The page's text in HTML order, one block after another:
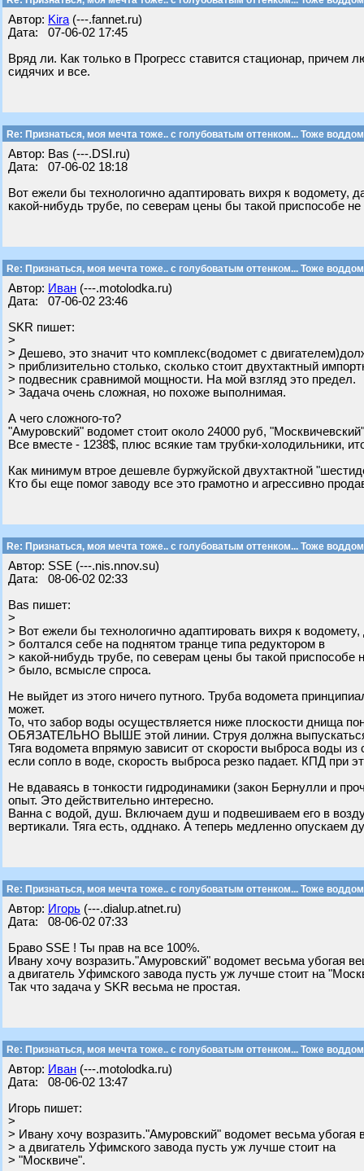
Автор: Kira (---.fannet.ru)
Дата: 07-06-02 17:45
Вряд ли. Как только в Прогресс ставится стационар,
сидячих и все.
Re: Признаться, моя мечта тоже.. с голубоватым оттенком... Тоже
Автор: Bas (---.DSI.ru)
Дата: 07-06-02 18:18
Вот ежели бы технологично адаптировать вихря к водомету,
какой-нибудь трубе, по северам цены бы такой приспособе
Re: Признаться, моя мечта тоже.. с голубоватым оттенком... Тоже
Автор: Иван (---.motolodka.ru)
Дата: 07-06-02 23:46
SKR пишет:
>
> Дешево, это значит что комплекс(водомет с
> приблизительно столько, сколько стоит двухтактный
> подвесник сравнимой мощности. На мой взгляд это предел.
> Задача очень сложная, но похоже выполнимая.
А чего сложного-то?
"Амуровский" водомет стоит около 24000 руб,
Все вместе - 1238$, плюс всякие там трубки-холодильники,
Как минимум втрое дешевле буржуйской двухтактной
Кто бы еще помог заводу все это грамотно и агрессивно
Re: Признаться, моя мечта тоже.. с голубоватым оттенком... Тоже
Автор: SSE (---.nis.nnov.su)
Дата: 08-06-02 02:33
Bas пишет:
>
> Вот ежели бы технологично адаптировать вихря к
> болтался себе на поднятом транце типа редуктором в
> какой-нибудь трубе, по северам цены бы такой приспособе
> было, всмысле спроса.
Не выйдет из этого ничего путного. Труба водомета
может.
То, что забор воды осуществляется ниже плоскости днища
ОБЯЗАТЕЛЬНО ВЫШЕ этой линии. Струя должна
Тяга водомета впрямую зависит от скорости выброса воды
если сопло в воде, скорость выброса резко падает. КПД при
Не вдаваясь в тонкости гидродинамики (закон Бернулли и
опыт. Это действительно интересно.
Ванна с водой, душ. Включаем душ и подвешиваем его в
вертикали. Тяга есть, одднако. А теперь медленно опускаем
Re: Признаться, моя мечта тоже.. с голубоватым оттенком... Тоже
Автор: Игорь (---.dialup.atnet.ru)
Дата: 08-06-02 07:33
Браво SSE ! Ты прав на все 100%.
Ивану хочу возразить."Амуровский" водомет весьма убогая
а двигатель Уфимского завода пусть уж лучше стоит на
Так что задача у SKR весьма не простая.
Re: Признаться, моя мечта тоже.. с голубоватым оттенком... Тоже
Автор: Иван (---.motolodka.ru)
Дата: 08-06-02 13:47
Игорь пишет:
>
> Ивану хочу возразить."Амуровский" водомет весьма убогая
> а двигатель Уфимского завода пусть уж лучше стоит на
> "Москвиче".